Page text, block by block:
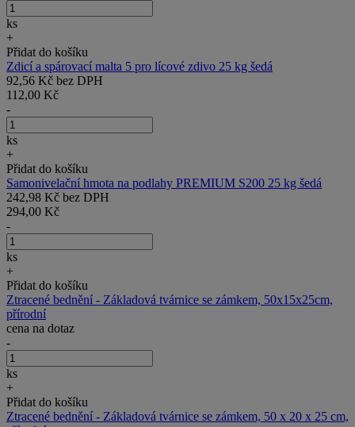
ks
+
Přidat do košíku
Zdicí a spárovací malta 5 pro lícové zdivo 25 kg šedá
92,56 Kč bez DPH
112,00 Kč
-
ks
+
Přidat do košíku
Samonivelační hmota na podlahy PREMIUM S200 25 kg šedá
242,98 Kč bez DPH
294,00 Kč
-
ks
+
Přidat do košíku
Ztracené bednění - Základová tvárnice se zámkem, 50x15x25cm,
přírodní
cena na dotaz
-
ks
+
Přidat do košíku
Ztracené bednění - Základová tvárnice se zámkem, 50 x 20 x 25 cm,